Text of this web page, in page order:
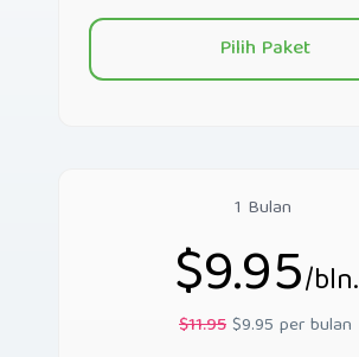
1 Bulan
$9.95/bln.
$11.95$9.95 per bulan
Pilih Paket